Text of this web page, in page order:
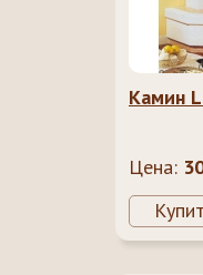
Камин
Цена: